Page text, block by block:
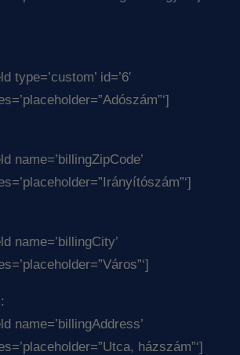
type=’custom’ id=’6′
name=’billingZipCode’
name=’billingCity’
name=’billingAddress’
házszám”‘]